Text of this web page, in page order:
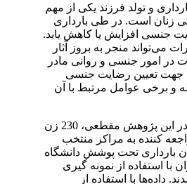
و تولد فرزند یکی از مهم
زنان است. در طی بارداری
افزایش یا کاهش یابد.
می‌تواند منجر به بروز آثار
امور جنسی و روانی مادر
تعیین رضایت جنسی
برخی عوامل مرتبط با آن
: در این پژوهش مقطعی، 230 زن
‌کننده به مراکز منتخب
بارداری تحت پوشش دانشگاه
استفاده از نمونه گیری
داده‌ها با استفاده از